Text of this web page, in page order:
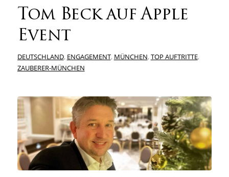
Tom Beck auf Apple
Event
DEUTSCHLAND, ENGAGEMENT, MÜNCHEN,TOP AUFTRITTE,
ZAUBERER-MÜNCHEN